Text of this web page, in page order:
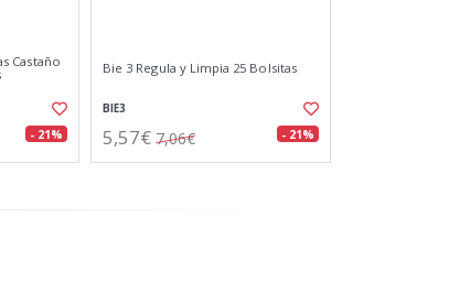
Castaño
- 21%
Bie 3 Regula y Limpia 25 Bolsitas
BIE3
5,57€ 7,06€ - 21%